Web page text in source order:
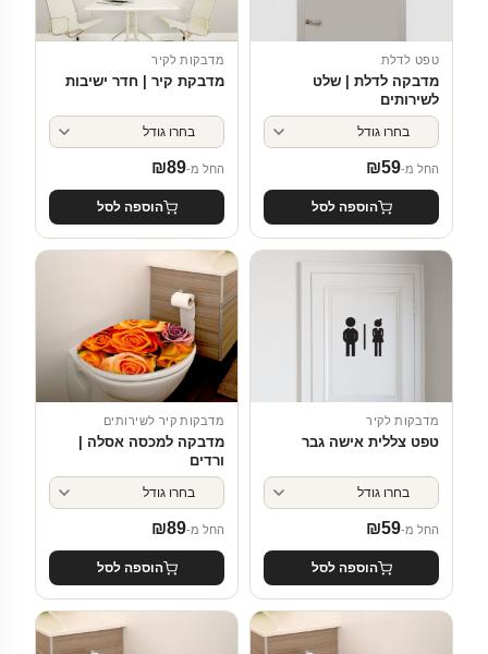
טפט לדלת
מדבקה לדלת | שלט
לשירותים
החל מ- ₪59
הוספה לסל
מדבקות לקיר
מדבקת קיר | חדר ישיבות
החל מ- ₪89
הוספה לסל
מדבקות לקיר
טפט צללית אישה גבר
החל מ- ₪59
הוספה לסל
מדבקות קיר לשירותים
מדבקה למכסה אסלה |
ורדים
החל מ- ₪89
הוספה לסל